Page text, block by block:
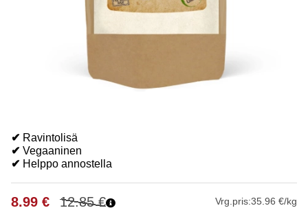
✔ Ravintolisä
✔ Vegaaninen
✔ Helppo annostella
12.85€
8.99 € Vrg.pris:35.96 €/kg